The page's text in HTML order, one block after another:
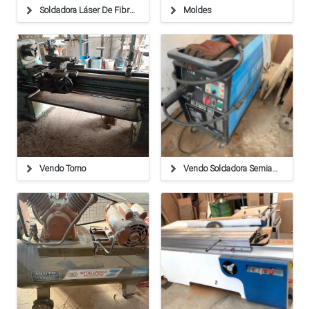
Soldadora Láser De Fibra 2000w Raycus – Equipo Profesional Con Chiller Moldes
Vendo Torno Vendo Soldadora Semiautomática Blumig 201. Con Tubo De Gas.